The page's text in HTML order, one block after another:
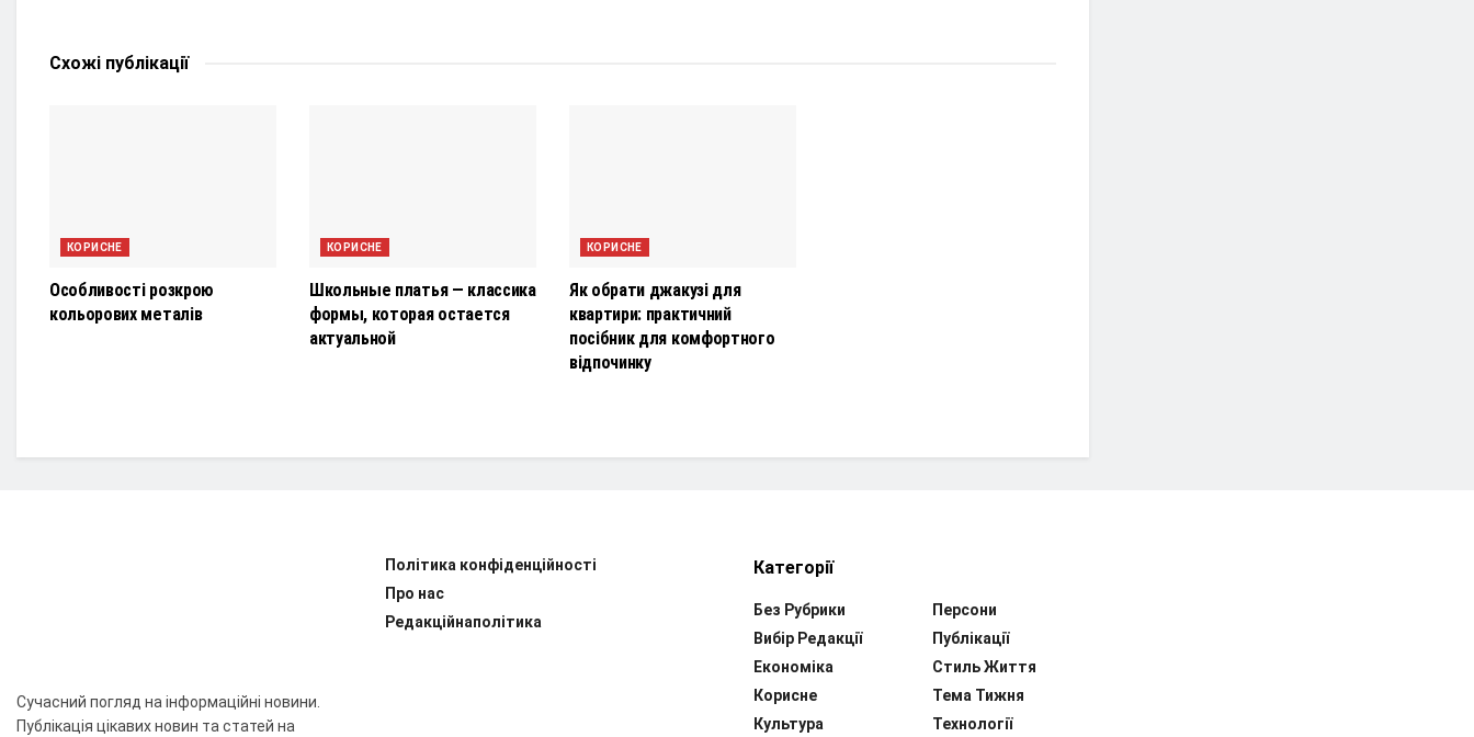
Схожі публікації
КОРИСНЕ
Особливості розкрою
кольорових металів
КОРИСНЕ
Школьные платья — классика
формы, которая остается
актуальной
КОРИСНЕ
Як обрати джакузі для
квартири: практичний
посібник для комфортного
відпочинку
Сучасний погляд на інформаційні новини.
Публікація цікавих новин та статей на
Політика конфіденційності
Про нас
Редакційнаполітика
Категорії
Без Рубрики
Вибір Редакції
Економіка
Корисне
Культура
Персони
Публікації
Стиль Життя
Тема Тижня
Технології